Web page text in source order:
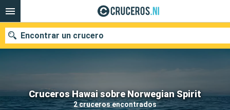
Cruceros Hawai sobre Norwegian Spirit
2 cruceros encontrados
Encontrar un crucero
Nuestros destinos